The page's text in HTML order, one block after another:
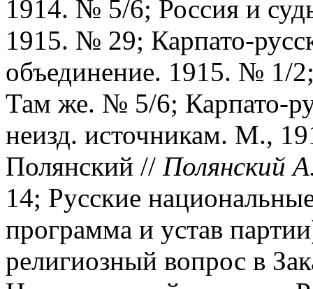
1914. № 5/6; Россия и
1915. № 29; Карпато-
объединение. 1915. № 1/
Там же. № 5/6; Карпато-
неизд. источникам. М.,
Полянский // Полянский
14; Русские
программа и устав
религиозный вопрос в